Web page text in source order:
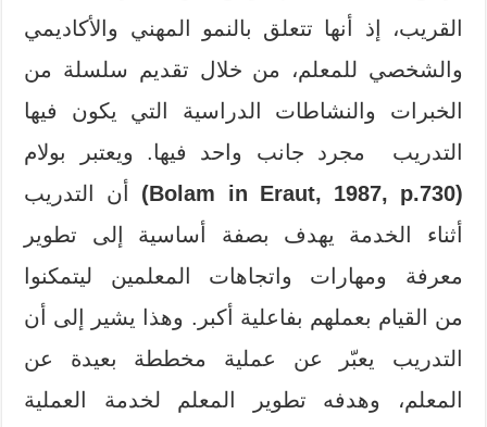
القريب، إذ أنها تتعلق بالنمو المهني والأكاديمي
والشخصي للمعلم، من خلال تقديم سلسلة من
الخبرات والنشاطات الدراسية التي يكون فيها
التدريب مجرد جانب واحد فيها. ويعتبر بولام
(Bolam in Eraut, 1987, p.730)
أن التدريب
أثناء الخدمة يهدف بصفة أساسية إلى تطوير
معرفة ومهارات واتجاهات المعلمين ليتمكنوا
من القيام بعملهم بفاعلية أكبر. وهذا يشير إلى أن
التدريب يعبّر عن عملية مخططة بعيدة عن
المعلم، وهدفه تطوير المعلم لخدمة العملية